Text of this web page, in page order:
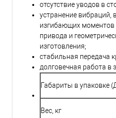
отсутствие уводов в
устранение вибраций,
изгибающих моментов
привода и
изготовления;
стабильная передача
долговечная работа в
Габариты в упаковке
Вес, кг